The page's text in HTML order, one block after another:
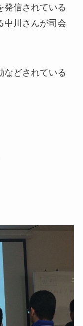
発信されている
中川さんが司会
などされている